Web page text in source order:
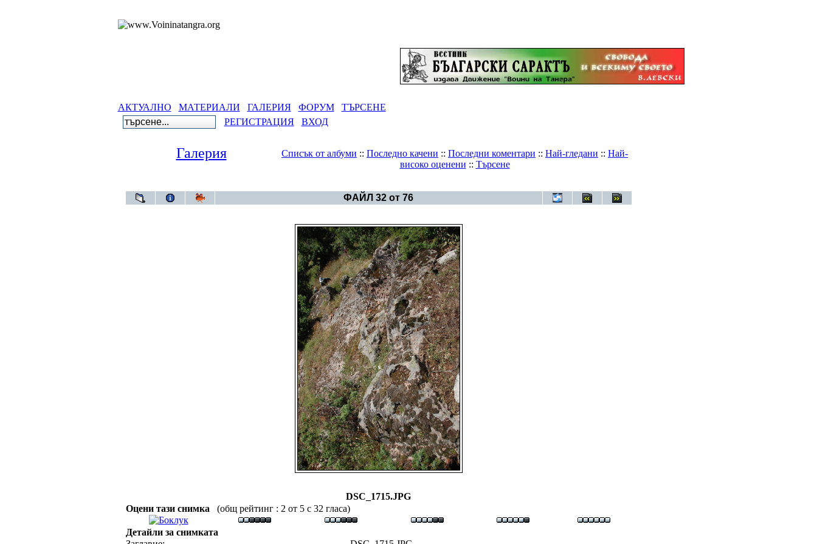
АКТУАЛНО МАТЕРИАЛИ ГАЛЕРИЯ ФОРУМ
ТЪРСЕНЕ
РЕГИСТРАЦИЯ
ВХОД
Галерия Списък от албуми :: Последно качени :: Последни коментари :: Най-гледани :: Най-
високо оценени :: Търсене
ФАЙЛ 32 от 76
DSC_1715.JPG
Оцени тази снимка
(общ рейтинг : 2 от 5 с 32 гласа)
Детайли за снимката